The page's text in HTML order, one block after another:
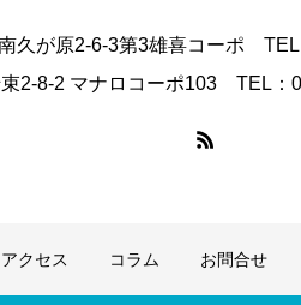
久が原2-6-3第3雄喜コーポ
束2-8-2 マナロコーポ103 TEL
アクセス コラム お問合せ